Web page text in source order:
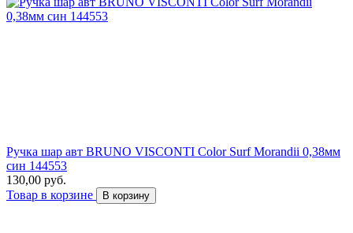
Ручка шар авт BRUNO VISCONTI Color Surf Morandii 0,38мм
син 144553
130,00 руб.
Товар в корзине
В корзину